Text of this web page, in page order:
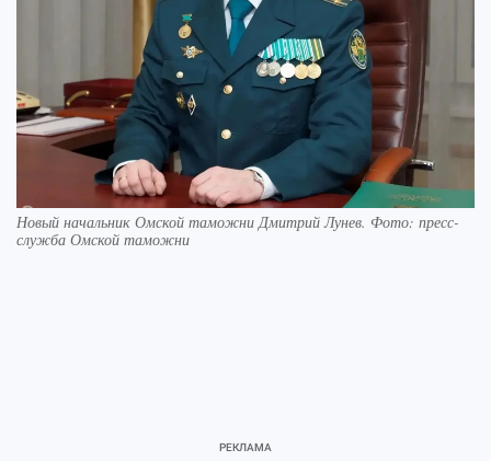
Новый начальник Омской таможни Дмитрий Лунев. Фото: пресс-
служба Омской таможни